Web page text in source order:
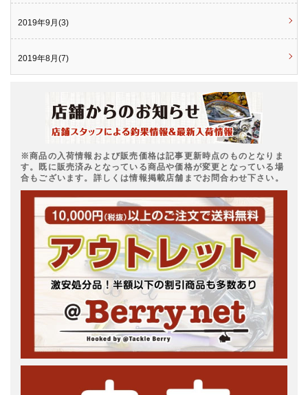
2019年9月(3)
2019年8月(7)
※商品の入荷情報および販売価格は記事更新時点のものとなりま
す。既に販売済みとなっている商品や価格が変更となっている場
合もございます。詳しくは情報掲載店舗までお問合わせ下さい。